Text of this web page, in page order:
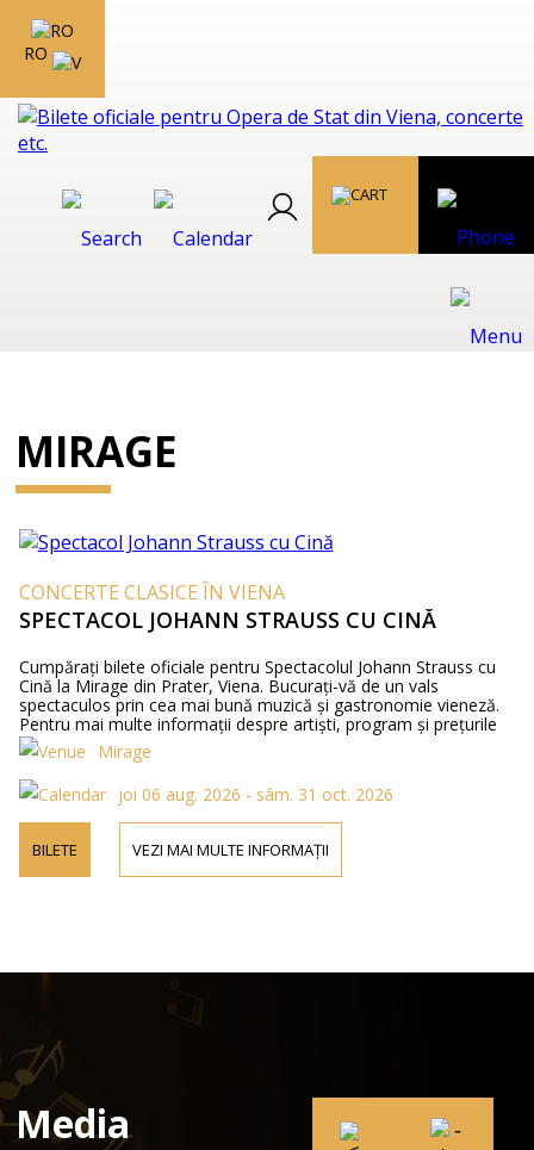
RO
MIRAGE
CONCERTE CLASICE ÎN VIENA
SPECTACOL JOHANN STRAUSS CU CINĂ
Cumpărați bilete oficiale pentru Spectacolul Johann Strauss cu
Cină la Mirage din Prater, Viena. Bucurați-vă de un vals
spectaculos prin cea mai bună muzică și gastronomie vieneză.
Pentru mai multe informații despre artiști, program și prețurile
biletelor, vă rugăm să vizitați site-ul nostru sau să ne contactați
telefonic.
Mirage
joi 06 aug. 2026 - sâm. 31 oct. 2026
BILETE VEZI MAI MULTE INFORMAȚII
Media